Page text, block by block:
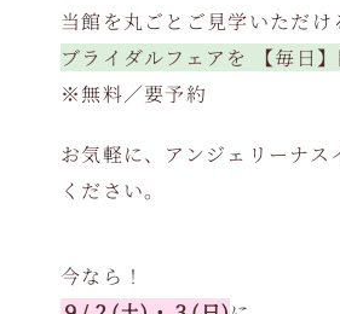
当館を丸ごとご見学いただけ
ブライダルフェアを 【毎日
※無料／要予約
お気軽に、アンジェリーナス
ください。
今なら！